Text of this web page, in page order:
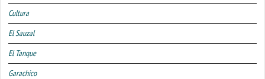
Cultura
El Sauzal
El Tanque
Garachico